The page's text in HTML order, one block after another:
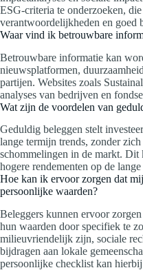
ESG-criteria te onderzoeken,
verantwoordelijkheden en goed
Waar vind ik betrouwbare
Betrouwbare informatie kan
nieuwsplatformen,
partijen. Websites zoals
analyses van bedrijven en
Wat zijn de voordelen van
Geduldig beleggen stelt
lange termijn trends, zonder
schommelingen in de markt. Dit
hogere rendementen op de
Hoe kan ik ervoor zorgen dat
persoonlijke waarden?
Beleggers kunnen ervoor
hun waarden door specifiek te
milieuvriendelijk zijn, sociale
bijdragen aan lokale
persoonlijke checklist kan